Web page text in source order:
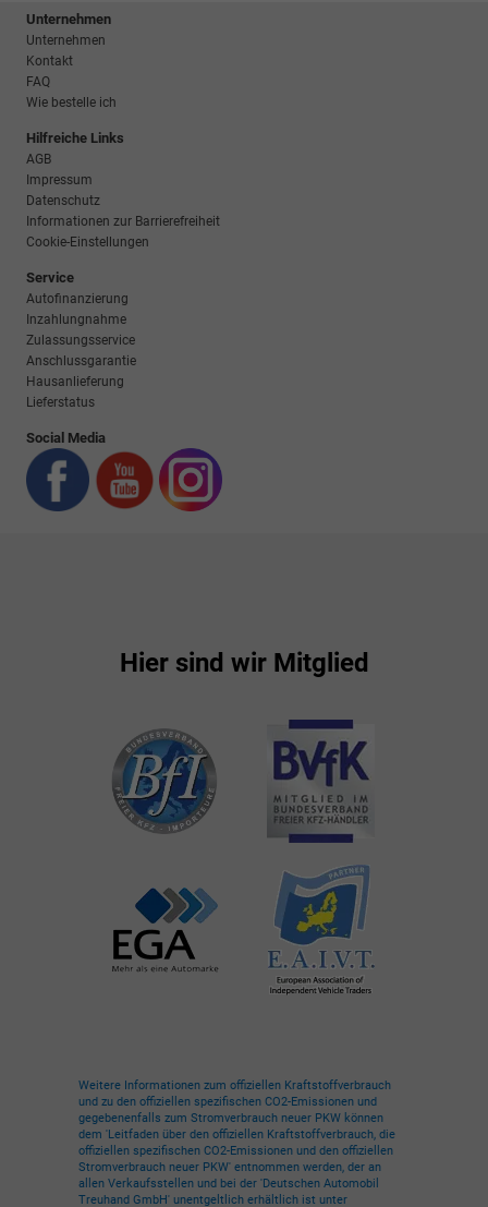
Unternehmen
Unternehmen
Kontakt
FAQ
Wie bestelle ich
Hilfreiche Links
AGB
Impressum
Datenschutz
Informationen zur Barrierefreiheit
Cookie-Einstellungen
Service
Autofinanzierung
Inzahlungnahme
Zulassungsservice
Anschlussgarantie
Hausanlieferung
Lieferstatus
Social Media
Hier sind wir Mitglied
Weitere Informationen zum offiziellen Kraftstoffverbrauch
und zu den offiziellen spezifischen CO2-Emissionen und
gegebenenfalls zum Stromverbrauch neuer PKW können
dem 'Leitfaden über den offiziellen Kraftstoffverbrauch, die
offiziellen spezifischen CO2-Emissionen und den offiziellen
Stromverbrauch neuer PKW' entnommen werden, der an
allen Verkaufsstellen und bei der 'Deutschen Automobil
Treuhand GmbH' unentgeltlich erhältlich ist unter